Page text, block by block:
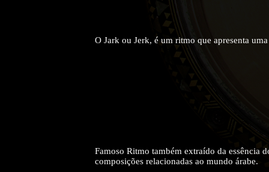
O Jark ou Jerk, é um ritmo que apresenta
Famoso Ritmo também extraído da essência
composições relacionadas ao mundo árabe.